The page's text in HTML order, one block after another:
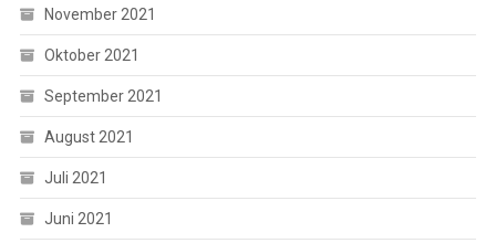
November 2021
Oktober 2021
September 2021
August 2021
Juli 2021
Juni 2021